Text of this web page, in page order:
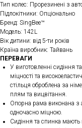
Тип колес: Прорезинені з
Підлокітники: Опціонально
Бренд: SingBee™
Модель: 142L
Вік дитини: від 5-ти років
Країна виробник: Тайвань
ПЕРЕВАГИ
У виготовленні сидіння
міцності та
стільця оброблена за
плям та вицвітання.
Опорна рама виконана з
одночасно міцною.
Сидіння та спинка